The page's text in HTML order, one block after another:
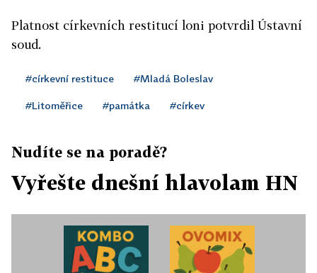
Platnost církevních restitucí loni potvrdil Ústavní
soud.
#církevní restituce #Mladá Boleslav
#Litoměřice #památka #církev
Nudíte se na poradě?
Vyřešte dnešní hlavolam HN